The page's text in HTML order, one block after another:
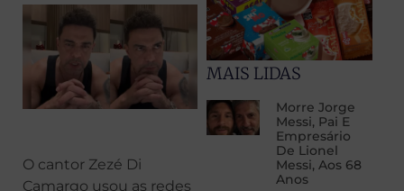
O cantor Zezé Di
Camargo usou as redes
MAIS LIDAS
Morre Jorge
Messi, Pai E
Empresário
De Lionel
Messi, Aos 68
Anos